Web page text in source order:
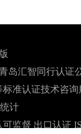
岛汇智同行认
标准认证技术咨
计
可监督 出口认证